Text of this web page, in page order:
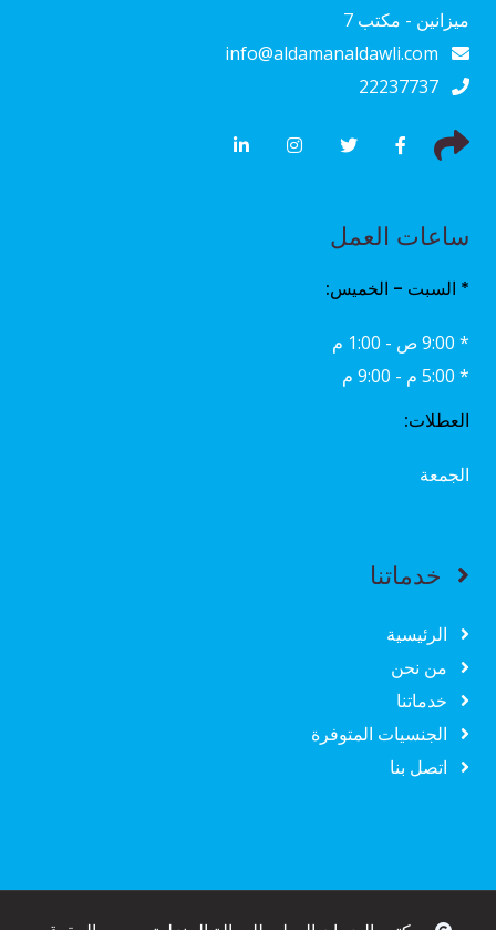
ميزانين - مكتب 7
ساعات العمل
* السبت - الخميس:
* 9:00 ص - 1:00 م
* 5:00 م - 9:00 م
العطلات:
الجمعة
خدماتنا
الرئيسية
من نحن
خدماتنا
الجنسيات المتوفرة
اتصل بنا